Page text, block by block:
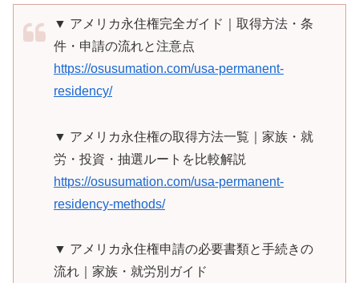
▼ アメリカ永住権完全ガイド｜取得方法・条
件・申請の流れと注意点
https://osusumation.com/usa-permanent-
residency/
▼ アメリカ永住権の取得方法一覧｜家族・就
労・投資・抽選ルートを比較解説
https://osusumation.com/usa-permanent-
residency-methods/
▼ アメリカ永住権申請の必要書類と手続きの
流れ｜家族・就労別ガイド